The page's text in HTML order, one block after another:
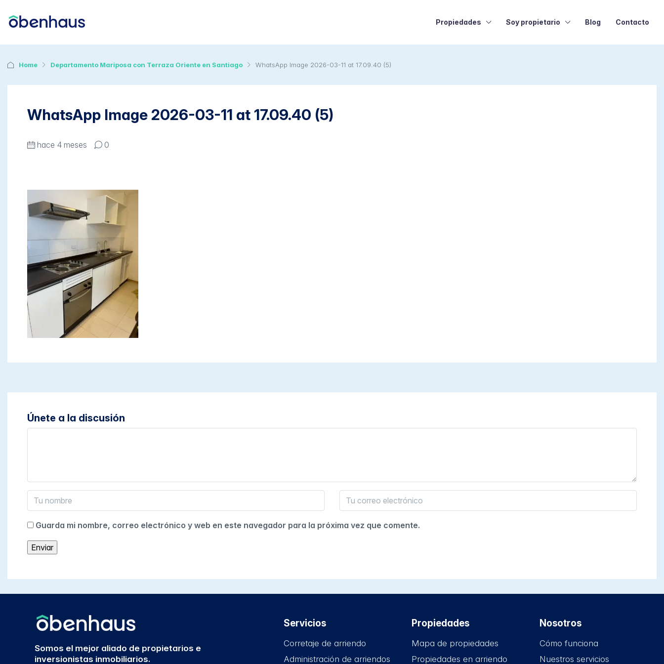
Propiedades Soy propietario Blog Contacto
Home Departamento Mariposa con Terraza Oriente en Santiago WhatsApp Image 2026-03-11 at 17.09.40 (5)
WhatsApp Image 2026-03-11 at 17.09.40 (5)
hace 4 meses 0
Únete a la discusión
Guarda mi nombre, correo electrónico y web en este navegador para la próxima vez que comente.
Somos el mejor aliado de propietarios e
inversionistas inmobiliarios.
Servicios
Corretaje de arriendo
Administración de arriendos
Propiedades
Mapa de propiedades
Propiedades en arriendo
Nosotros
Cómo funciona
Nuestros servicios